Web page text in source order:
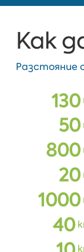
Как
Разстояние
130
50
800
20
1000
40